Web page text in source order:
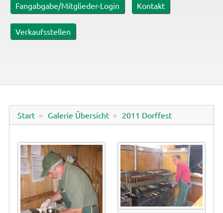
Fangabgabe/Mitglieder-Login Kontakt
Verkaufsstellen
Start Galerie Übersicht 2011 Dorffest